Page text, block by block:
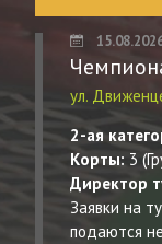
ул.
2-ая
Корты: 3
Директор
Заявки на
подаются